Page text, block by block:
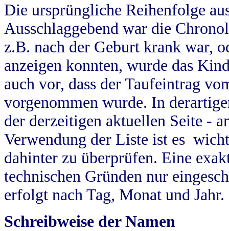
Die ursprüngliche Reihenfolge
Ausschlaggebend war die
z.B. nach der Geburt krank war,
anzeigen konnten, wurde das
auch vor, dass der Taufeintrag
vorgenommen wurde. In
der derzeitigen aktuellen Seite -
Verwendung der Liste ist es
dahinter zu überprüfen. Eine
technischen Gründen nur
erfolgt nach Tag, Monat und Jahr.
Schreibweise der Namen